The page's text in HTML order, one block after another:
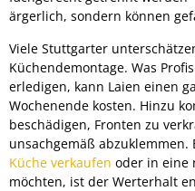
ärgerlich, sondern können
Viele Stuttgarter
Küchendemontage. Was
erledigen, kann Laien einen
Wochenende kosten. Hinzu
beschädigen, Fronten zu
unsachgemäß abzuklemmen.
Küche verkaufen oder in eine
möchten, ist der Werterhalt